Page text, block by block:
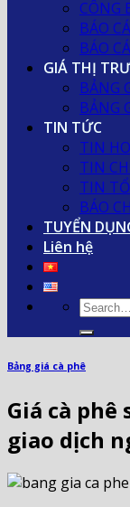
CÔNG
BÁO
BÁO
GIÁ THỊ
BẢNG
BẢNG
TIN TỨC
TIN
TIN
TIN
BÁO
TUYỂN
Liên hệ
Bảng giá cà phê
Giá cà
giao dịch